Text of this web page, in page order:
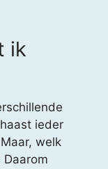
ik
ieder
welk